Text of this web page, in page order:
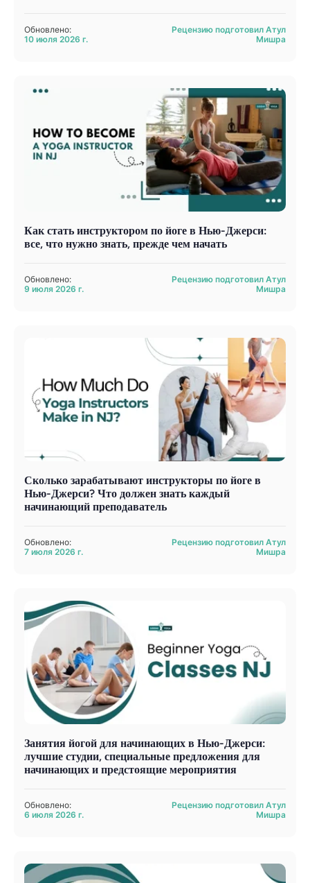
Обновлено:
10 июля 2026 г.
Рецензию подготовил Атул
Мишра
Как стать инструктором по йоге в Нью-Джерси:
все, что нужно знать, прежде чем начать
Обновлено:
9 июля 2026 г.
Рецензию подготовил Атул
Мишра
Сколько зарабатывают инструкторы по йоге в
Нью-Джерси? Что должен знать каждый
начинающий преподаватель
Обновлено:
7 июля 2026 г.
Рецензию подготовил Атул
Мишра
Занятия йогой для начинающих в Нью-Джерси:
лучшие студии, специальные предложения для
начинающих и предстоящие мероприятия
Обновлено:
6 июля 2026 г.
Рецензию подготовил Атул
Мишра